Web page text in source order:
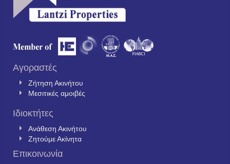
Αγοραστές
Ζήτηση Ακινήτου
Μεσιτικές αμοιβές
Ιδιοκτήτες
Ανάθεση Ακινήτου
Ζητούμε Ακίνητα
Επικοινωνία